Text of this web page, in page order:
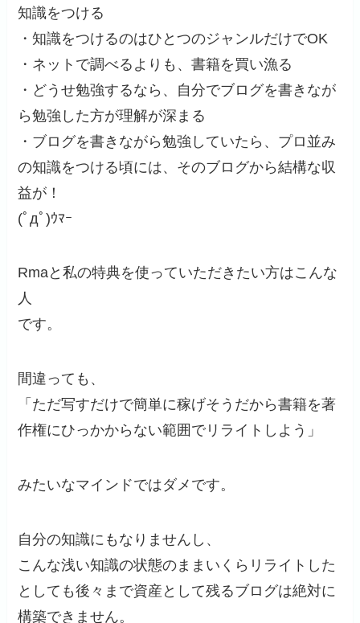
知識をつける
・知識をつけるのはひとつのジャンルだけでOK
・ネットで調べるよりも、書籍を買い漁る
・どうせ勉強するなら、自分でブログを書きなが
ら勉強した方が理解が深まる
・ブログを書きながら勉強していたら、プロ並み
の知識をつける頃には、そのブログから結構な収
益が！
(ﾟдﾟ)ｳﾏｰ
Rmaと私の特典を使っていただきたい方はこんな
人
です。
間違っても、
「ただ写すだけで簡単に稼げそうだから書籍を著
作権にひっかからない範囲でリライトしよう」
みたいなマインドではダメです。
自分の知識にもなりませんし、
こんな浅い知識の状態のままいくらリライトした
としても後々まで資産として残るブログは絶対に
構築できません。